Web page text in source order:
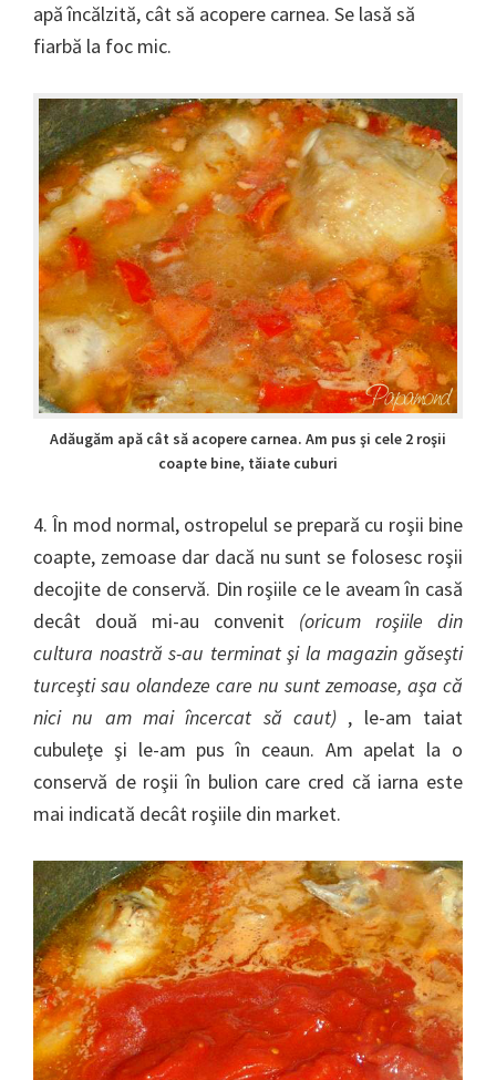
apă încălzită, cât să acopere carnea. Se lasă să
fiarbă la foc mic.
Adăugăm apă cât să acopere carnea. Am pus şi cele 2 roşii
coapte bine, tăiate cuburi
4. În mod normal, ostropelul se prepară cu roşii bine
coapte, zemoase dar dacă nu sunt se folosesc roşii
decojite de conservă. Din roşiile ce le aveam în casă
decât două mi-au convenit (oricum roşiile din
cultura noastră s-au terminat şi la magazin găseşti
turceşti sau olandeze care nu sunt zemoase, aşa că
nici nu am mai încercat să caut) , le-am taiat
cubuleţe şi le-am pus în ceaun. Am apelat la o
conservă de roşii în bulion care cred că iarna este
mai indicată decât roşiile din market.